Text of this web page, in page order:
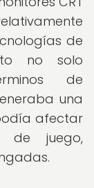
de
no solo
de
una
afectar
de juego,